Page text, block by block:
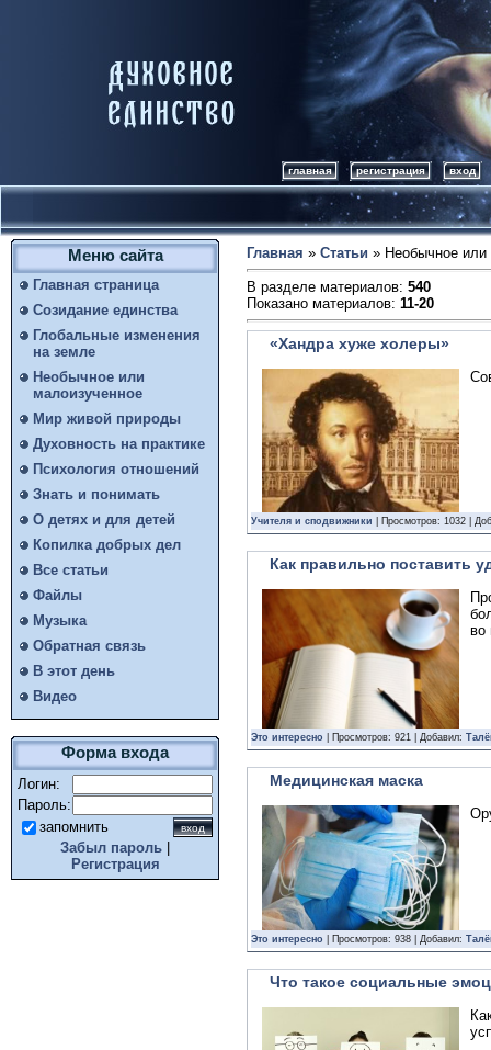
главная регистрация вход
Меню сайта
Главная страница
Созидание единства
Глобальные изменения
на земле
Необычное или
малоизученное
Мир живой природы
Духовность на практике
Психология отношений
Знать и понимать
О детях и для детей
Копилка добрых дел
Все статьи
Файлы
Музыка
Обратная связь
В этот день
Видео
Форма входа
Логин:
Пароль:
запомнить
Забыл пароль
Регистрация
Главная » Статьи » Необычное или
В разделе материалов: 540
Показано материалов: 11-20
«Хандра хуже холеры»
Учителя и сподвижники | Просмотров: 1032 |
Как правильно поставить
во
Это интересно | Просмотров: 921 | Добавил:
Медицинская маска
Это интересно | Просмотров: 938 | Добавил:
Что такое социальные